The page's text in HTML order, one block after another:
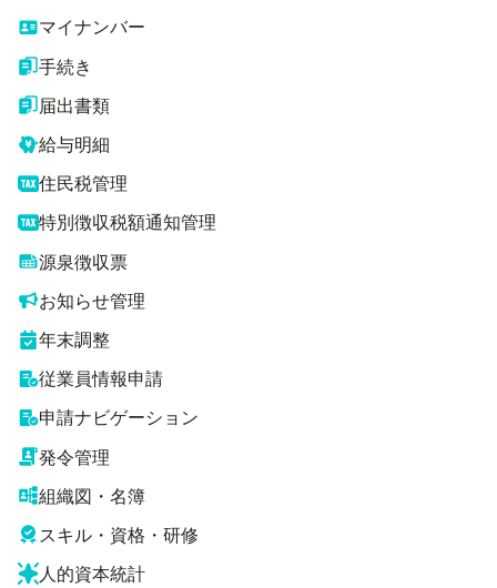
マイナンバー
手続き
届出書類
給与明細
住民税管理
特別徴収税額通知管理
源泉徴収票
お知らせ管理
年末調整
従業員情報申請
申請ナビゲーション
発令管理
組織図・名簿
スキル・資格・研修
人的資本統計